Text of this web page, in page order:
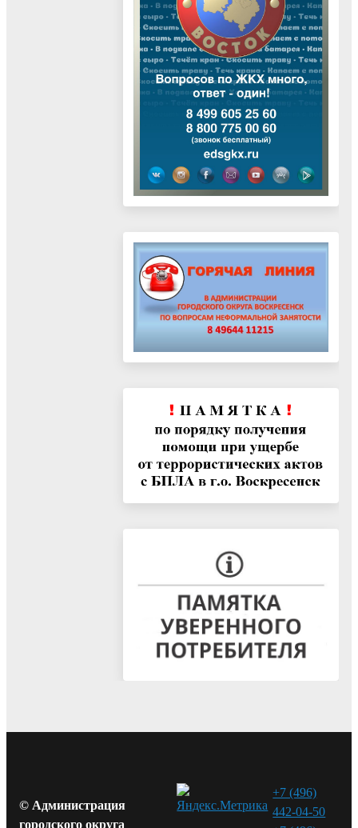
© Администрация
городского округа
+7 (496)
442-04-50